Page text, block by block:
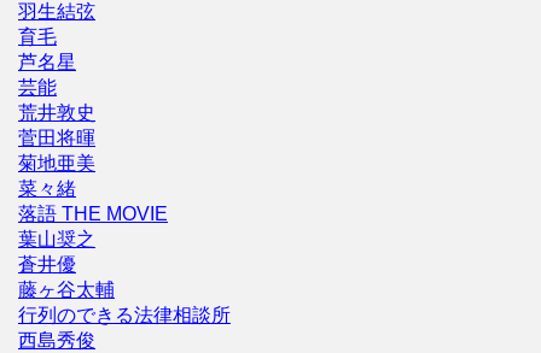
羽生結弦
育毛
芦名星
芸能
荒井敦史
菅田将暉
菊地亜美
菜々緒
落語 THE MOVIE
葉山奨之
蒼井優
藤ヶ谷太輔
行列のできる法律相談所
西島秀俊